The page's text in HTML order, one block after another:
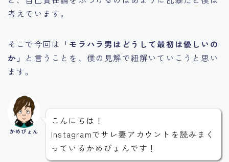
考えています。
そこで今回は 「モラハラ男はどうして最初は優しいの
か」
と言うことを、僕の見解で紐解いていこうと思い
ます。
かめぴょん
こんにちは！
Instagramでサレ妻アカウントを読みまく
っているかめぴょんです！